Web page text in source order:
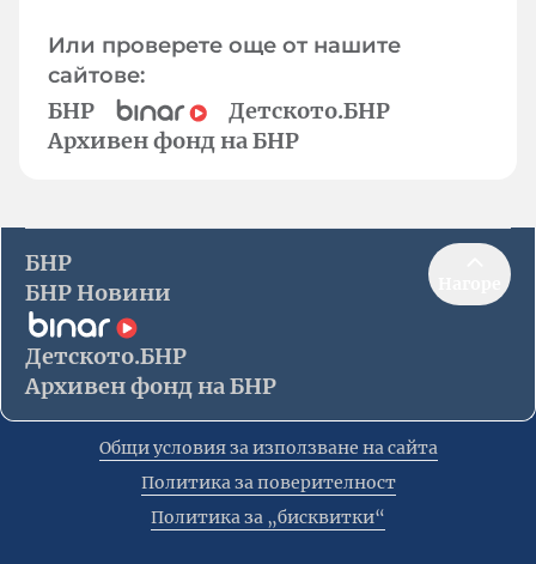
Или проверете още от нашите
сайтове:
БНР
Детското.БНР
Архивен фонд на БНР
БНР
БНР Новини
Детското.БНР
Архивен фонд на БНР
Общи условия за използване на сайта
Политика за поверителност
Политика за „бисквитки“